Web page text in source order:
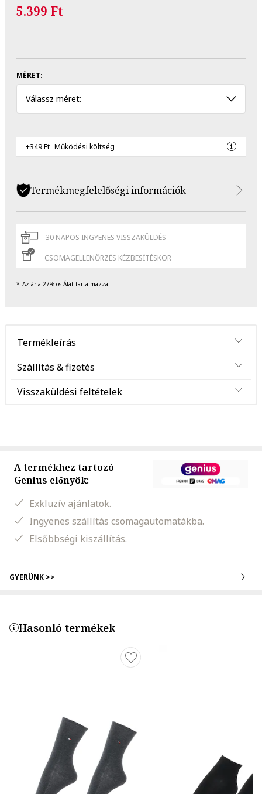
5.399 Ft
MÉRET:
Válassz méret:
+349 Ft Működési költség
Termékmegfelelőségi információk
30 NAPOS INGYENES VISSZAKÜLDÉS
CSOMAGELLENŐRZÉS KÉZBESÍTÉSKOR
Az ár a 27%-os Áfát tartalmazza
Termékleírás
Szállítás & fizetés
Visszaküldési feltételek
A termékhez tartozó
Genius előnyök:
Exkluzív ajánlatok.
Ingyenes szállítás csomagautomatákba.
Elsőbbségi kiszállítás.
GYERÜNK >>
Hasonló termékek